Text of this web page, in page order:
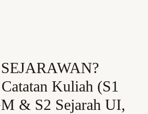
Kuliah (S1
& S2 Sejarah UI,